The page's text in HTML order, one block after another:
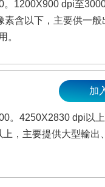
。1200X900 dpi至
素含以下，主要供一般
。
。4250X2830 dpi以
上，主要提供大型輸出
加